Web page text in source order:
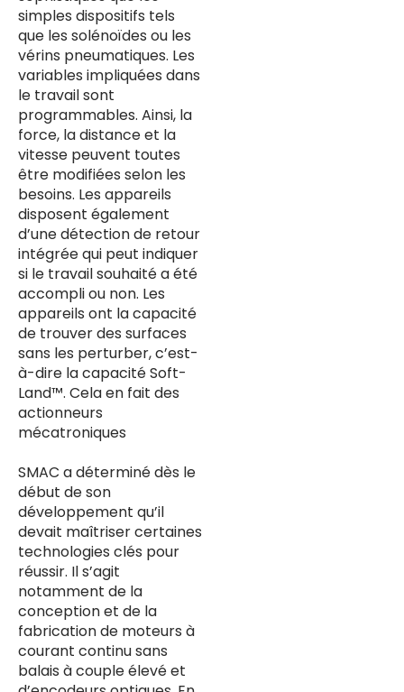
simples dispositifs tels
que les solénoïdes ou les
vérins pneumatiques. Les
variables impliquées dans
le travail sont
programmables. Ainsi, la
force, la distance et la
vitesse peuvent toutes
être modifiées selon les
besoins. Les appareils
disposent également
d’une détection de retour
intégrée qui peut indiquer
si le travail souhaité a été
accompli ou non. Les
appareils ont la capacité
de trouver des surfaces
sans les perturber, c’est-
à-dire la capacité Soft-
Land™. Cela en fait des
actionneurs
mécatroniques
SMAC a déterminé dès le
début de son
développement qu’il
devait maîtriser certaines
technologies clés pour
réussir. Il s’agit
notamment de la
conception et de la
fabrication de moteurs à
courant continu sans
balais à couple élevé et